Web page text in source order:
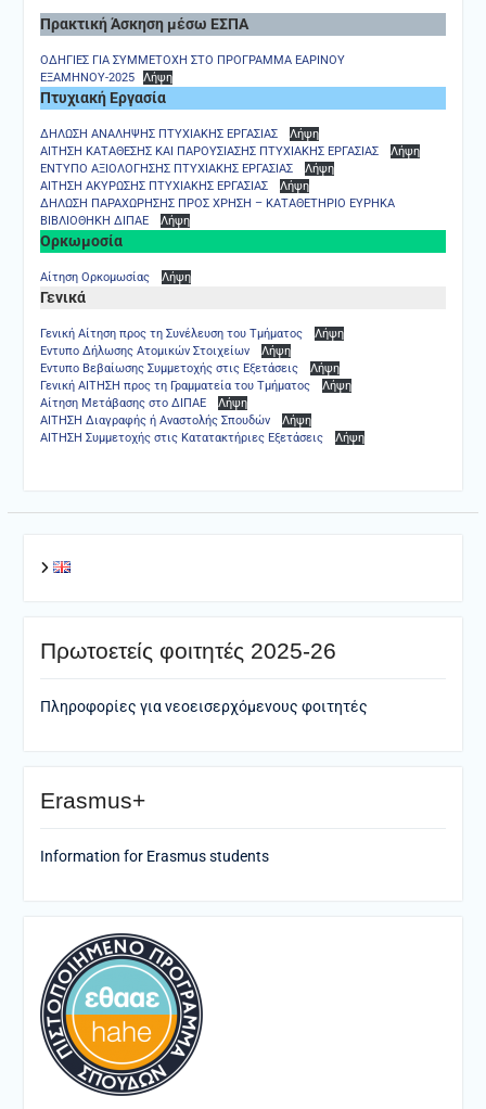
Πρακτική Άσκηση μέσω ΕΣΠΑ
ΟΔΗΓΙΕΣ ΓΙΑ ΣΥΜΜΕΤΟΧΗ ΣΤΟ ΠΡΟΓΡΑΜΜΑ ΕΑΡΙΝΟΥ
ΕΞΑΜΗΝΟΥ-2025
Λήψη
Πτυχιακή Εργασία
ΔΗΛΩΣΗ ΑΝΑΛΗΨΗΣ ΠΤΥΧΙΑΚΗΣ ΕΡΓΑΣΙΑΣ
Λήψη
ΑΙΤΗΣΗ ΚΑΤΑΘΕΣΗΣ ΚΑΙ ΠΑΡΟΥΣΙΑΣΗΣ ΠΤΥΧΙΑΚΗΣ ΕΡΓΑΣΙΑΣ
Λήψη
ΕΝΤΥΠΟ ΑΞΙΟΛΟΓΗΣΗΣ ΠΤΥΧΙΑΚΗΣ ΕΡΓΑΣΙΑΣ
Λήψη
ΑΙΤΗΣΗ ΑΚΥΡΩΣΗΣ ΠΤΥΧΙΑΚΗΣ ΕΡΓΑΣΙΑΣ
Λήψη
ΔΗΛΩΣΗ ΠΑΡΑΧΩΡΗΣΗΣ ΠΡΟΣ ΧΡΗΣΗ – ΚΑΤΑΘΕΤΗΡΙΟ ΕΥΡΗΚΑ
ΒΙΒΛΙΟΘΗΚΗ ΔΙΠΑΕ
Λήψη
Ορκωμοσία
Αίτηση Ορκομωσίας Λήψη
Γενικά
Γενική Αίτηση προς τη Συνέλευση του Τμήματος
Λήψη
Εντυπο Δήλωσης Ατομικών Στοιχείων
Λήψη
Εντυπο Βεβαίωσης Συμμετοχής στις Εξετάσεις
Λήψη
Γενική ΑΙΤΗΣΗ προς τη Γραμματεία του Τμήματος
Λήψη
Αίτηση Μετάβασης στο ΔΙΠΑΕ
Λήψη
ΑΙΤΗΣΗ Διαγραφής ή Αναστολής Σπουδών
Λήψη
ΑΙΤΗΣΗ Συμμετοχής στις Κατατακτήριες Εξετάσεις
Λήψη
Πρωτοετείς φοιτητές 2025-26
Πληροφορίες για νεοεισερχόμενους φοιτητές
Erasmus+
Information for Erasmus students